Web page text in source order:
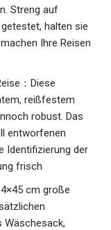
Streng auf
halten sie
Ihre Reisen
：Diese
reißfestem
robust. Das
entworfenen
Identifizierung der
frisch
cm große
Wäschesack,